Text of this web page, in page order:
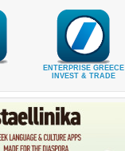
ENTERPRISE GREECE
INVEST & TRADE